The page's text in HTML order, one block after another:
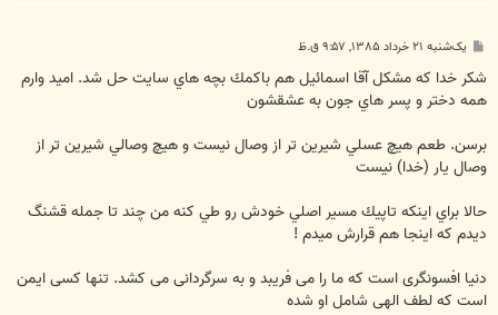
پ
ت
یک‌شنبه ۲۱ خرداد ۱۳۸۵, ۹:۵۷ ق.ظ
شكر خدا كه مشكل آقا اسمائيل هم باكمك بچه هاي سايت حل شد. اميد وارم
همه دختر و پسر هاي جون به عشقشون
برسن. طعم هيچ عسلي شيرين تر از وصال نيست و هيچ وصالي شيرين تر از
وصال يار (خدا) نيست
حالا براي اينكه تاپيك مسير اصلي خودش رو طي كنه من چند تا جمله قشنگ
ديدم كه اينجا هم قرارش ميدم !
دنیا افسونگری است که ما را می فریبد و به سرگردانی می کشد. تنها کسی ایمن
است که لطف الهی شامل او شده